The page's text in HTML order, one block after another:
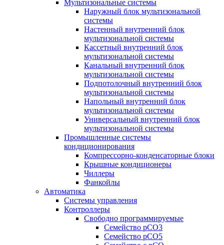
Мультизональные системы
Наружный блок мультизональной
системы
Настенный внутренний блок
мультизональной системы
Кассетный внутренний блок
мультизональной системы
Канальный внутренний блок
мультизональной системы
Подпотолочный внутренний блок
мультизональной системы
Напольный внутренний блок
мультизональной системы
Универсальный внутренний блок
мультизональной системы
Промышленные системы
кондиционирования
Компрессорно-конденсаторные блоки
Крышные кондиционеры
Чиллеры
Фанкойлы
Автоматика
Системы управления
Контроллеры
Свободно программируемые
Семейство pCO3
Семейство pCO5